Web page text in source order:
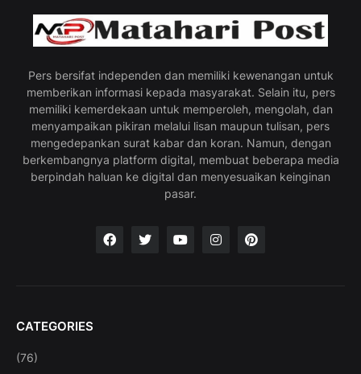
Pers bersifat independen dan memiliki kewenangan untuk
memberikan informasi kepada masyarakat. Selain itu, pers
memiliki kemerdekaan untuk memperoleh, mengolah, dan
menyampaikan pikiran melalui lisan maupun tulisan, pers
mengedepankan surat kabar dan koran. Namun, dengan
berkembangnya platform digital, membuat beberapa media
berpindah haluan ke digital dan menyesuaikan keinginan
pasar.
CATEGORIES
(76)